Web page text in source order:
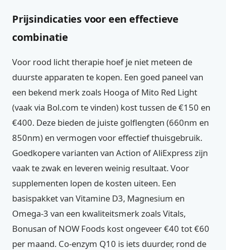
Prijsindicaties voor een effectieve
combinatie
Voor rood licht therapie hoef je niet meteen de
duurste apparaten te kopen. Een goed paneel van
een bekend merk zoals Hooga of Mito Red Light
(vaak via Bol.com te vinden) kost tussen de €150 en
€400. Deze bieden de juiste golflengten (660nm en
850nm) en vermogen voor effectief thuisgebruik.
Goedkopere varianten van Action of AliExpress zijn
vaak te zwak en leveren weinig resultaat. Voor
supplementen lopen de kosten uiteen. Een
basispakket van Vitamine D3, Magnesium en
Omega-3 van een kwaliteitsmerk zoals Vitals,
Bonusan of NOW Foods kost ongeveer €40 tot €60
per maand. Co-enzym Q10 is iets duurder, rond de